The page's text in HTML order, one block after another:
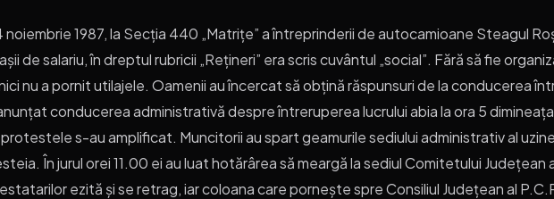
1987, la Secția 440 „Matrițe” a întreprinderii de autocamioane Steagul
de salariu, în dreptul rubricii „Rețineri” era scris cuvântul „social”. Fără să fie
nu a pornit utilajele. Oamenii au încercat să obțină răspunsuri de la conducerea
conducerea administrativă despre întreruperea lucrului abia la ora 5
s-au amplificat. Muncitorii au spart geamurile sediului administrativ al
În jurul orei 11.00 ei au luat hotărârea să meargă la sediul Comitetului Județean
ezită și se retrag, iar coloana care pornește spre Consiliul Județean al